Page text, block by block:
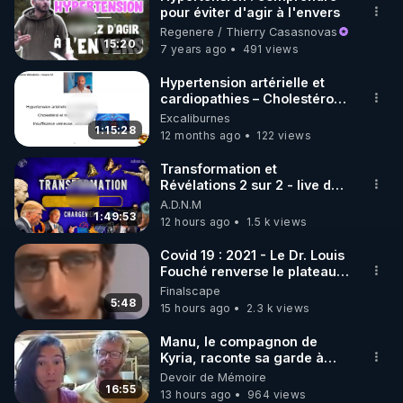
🌱 INSTAGRAM
https://www.instagram.com/rdlr_thierrycasasnovas/
http://rgnr.li/instagram
🌱 LA NEWSLETTER
Pour ne pas rater l’actualité RGNR (stages,
http://rgnr.li/news
🌱 VIDÉOS NON CENSURÉES SUR ODYSEE
Toutes les vidéos Youtube sont aussi sur la
http://rgnr.li/odysee
🌱 LES STAGES EN PRÉSENTIEL
http://rgnr.li/stages
15:20
pour éviter d'agir à l'envers
Regenere / Thierry Casasnovas
7 years ago
491 views
1:15:28
Hypertension artérielle et
cardiopathies – Cholestérol
et triglycérides –
Insuffisance veineuse ...
Excaliburnes
12 months ago
122 views
1:49:53
Transformation et
Révélations 2 sur 2 - live du
07/08/26
A.D.N.M
12 hours ago
1.5 k views
5:48
Covid 19 : 2021 - Le Dr. Louis
Fouché renverse le plateau
de CNews !
Finalscape
15 hours ago
2.3 k views
16:55
Manu, le compagnon de
Kyria, raconte sa garde à
vue musclée. PARTAGEZ!
Devoir de Mémoire
13 hours ago
964 views